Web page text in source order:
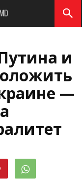
и
—